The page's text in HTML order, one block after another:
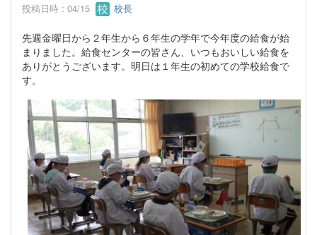
投稿日時 : 04/15 校長
先週金曜日から２年生から６年生の学年で今年度の給食が始
まりました。給食センターの皆さん、いつもおいしい給食を
ありがとうございます。明日は１年生の初めての学校給食で
す。